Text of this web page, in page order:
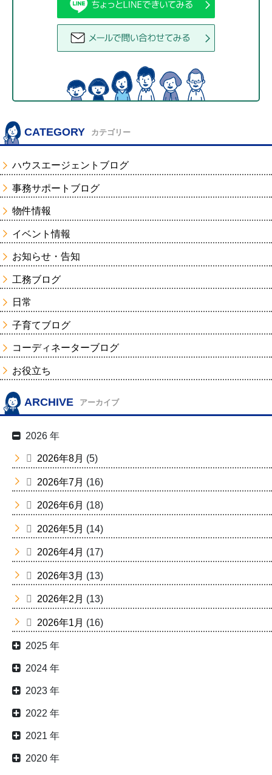
CATEGORY カテゴリー
ハウスエージェントブログ
事務サポートブログ
物件情報
イベント情報
お知らせ・告知
工務ブログ
日常
子育てブログ
コーディネーターブログ
お役立ち
ARCHIVE アーカイブ
2026 年
2026年8月 (5)
2026年7月 (16)
2026年6月 (18)
2026年5月 (14)
2026年4月 (17)
2026年3月 (13)
2026年2月 (13)
2026年1月 (16)
2025 年
2024 年
2023 年
2022 年
2021 年
2020 年